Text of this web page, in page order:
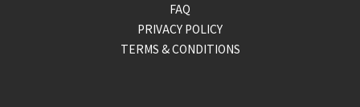
FAQ
PRIVACY POLICY
TERMS & CONDITIONS